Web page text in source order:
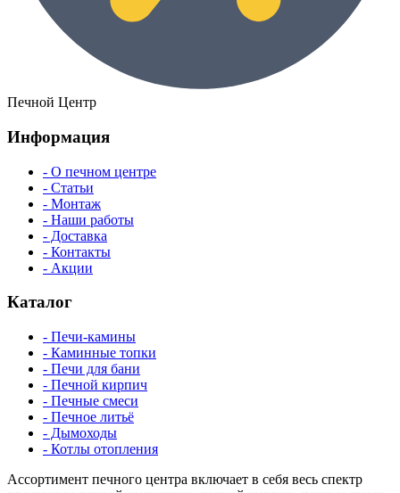
Печной Центр
Информация
- О печном центре
- Статьи
- Монтаж
- Наши работы
- Доставка
- Контакты
- Акции
Каталог
- Печи-камины
- Каминные топки
- Печи для бани
- Печной кирпич
- Печные смеси
- Печное литьё
- Дымоходы
- Котлы отопления
Ассортимент печного центра включает в себя весь спектр